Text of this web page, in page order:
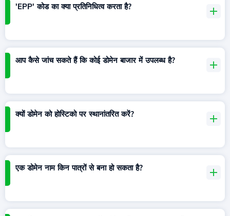
'EPP' कोड का क्या प्रतिनिधित्व करता है?
आप कैसे जांच सकते हैं कि कोई डोमेन बाजार में उपलब्ध है?
क्यों डोमेन को होस्टिको पर स्थानांतरित करें?
एक डोमेन नाम किन पात्रों से बना हो सकता है?